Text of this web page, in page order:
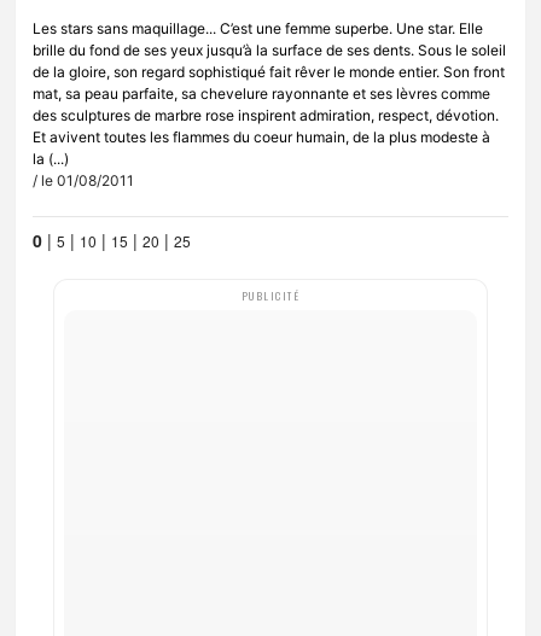
Les stars sans maquillage... C’est une femme superbe. Une star. Elle
brille du fond de ses yeux jusqu’à la surface de ses dents. Sous le soleil
de la gloire, son regard sophistiqué fait rêver le monde entier. Son front
mat, sa peau parfaite, sa chevelure rayonnante et ses lèvres comme
des sculptures de marbre rose inspirent admiration, respect, dévotion.
Et avivent toutes les flammes du coeur humain, de la plus modeste à
la (...)
/ le 01/08/2011
0 | 5 | 10 | 15 | 20 | 25
PUBLICITÉ